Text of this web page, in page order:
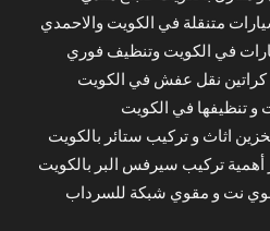
متنقلة في الكويت والاحمدي
في الكويت وتنظيف فوري
نقل عفش في الكويت
تنظيفها في الكويت
اثاث و تركيب ستائر بالكويت
تركيب سيرفس البر بالكويت
نت و مقوي شبكة للسرداب